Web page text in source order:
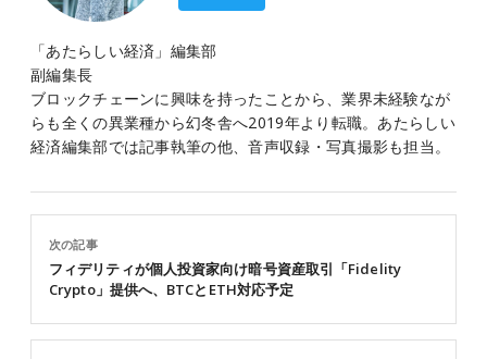
「あたらしい経済」編集部
副編集長
ブロックチェーンに興味を持ったことから、業界未経験なが
らも全くの異業種から幻冬舎へ2019年より転職。あたらしい
経済編集部では記事執筆の他、音声収録・写真撮影も担当。
次の記事
フィデリティが個人投資家向け暗号資産取引「Fidelity
Crypto」提供へ、BTCとETH対応予定